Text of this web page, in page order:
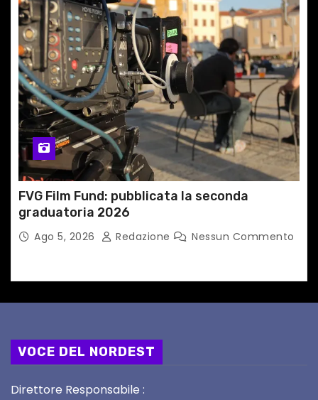
FVG Film Fund: pubblicata la seconda
graduatoria 2026
Ago 5, 2026 Redazione Nessun Commento
VOCE DEL NORDEST
Direttore Responsabile :